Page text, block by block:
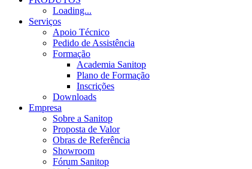
Loading...
Serviços
Apoio Técnico
Pedido de Assistência
Formação
Academia Sanitop
Plano de Formação
Inscrições
Downloads
Empresa
Sobre a Sanitop
Proposta de Valor
Obras de Referência
Showroom
Fórum Sanitop